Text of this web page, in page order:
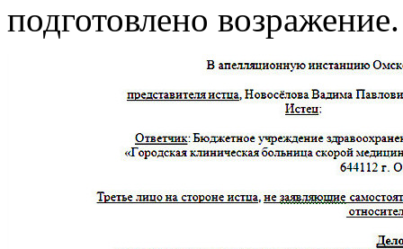
подготовлено возражение.